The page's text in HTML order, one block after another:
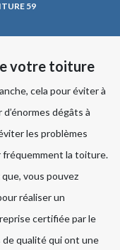
59
votre toiture
cela pour éviter à
dégâts à
les problèmes
fréquemment la toiture.
vous pouvez
réaliser un
certifiée par le
de qualité qui ont une